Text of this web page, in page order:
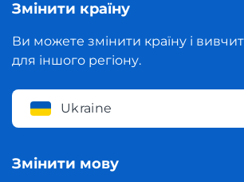
Змінити країну
Ви можете змінити країну і
для іншого регіону.
Ukraine
Змінити мову